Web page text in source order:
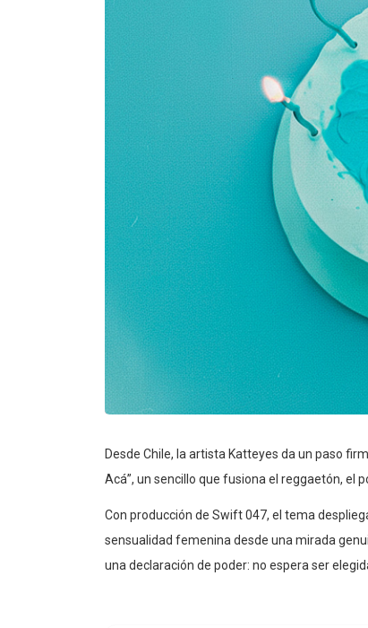
Desde Chile, la artista Katteyes da un paso
Acá”, un sencillo que fusiona el reggaetón, el
Con producción de Swift 047, el tema
sensualidad femenina desde una mirada
una declaración de poder: no espera ser